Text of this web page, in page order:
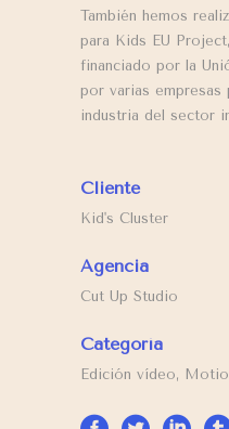
También hemos
para Kids EU
financiado por la
por varias empresas
industria del sector
Cliente
Kid's Cluster
Agencia
Cut Up Studio
Categoría
Edición vídeo,